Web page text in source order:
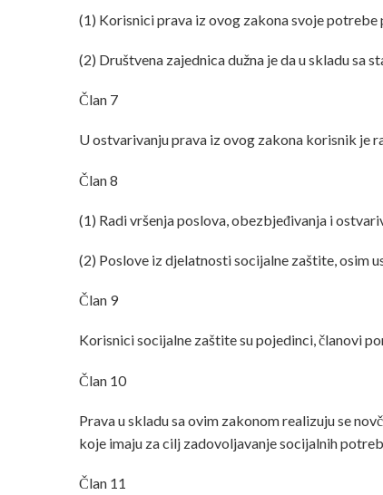
(1) Korisnici prava iz ovog zakona svoje
(2) Društvena zajednica dužna je da u skladu sa
Član 7
U ostvarivanju prava iz ovog zakona korisnik je
Član 8
(1) Radi vršenja poslova, obezbjeđivanja i
(2) Poslove iz djelatnosti socijalne zaštite, osim
Član 9
Korisnici socijalne zaštite su pojedinci, članovi
Član 10
Prava u skladu sa ovim zakonom realizuju se
koje imaju za cilj zadovoljavanje socijalnih
Član 11